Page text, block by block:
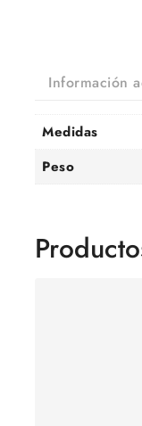
Información
Medidas
Peso